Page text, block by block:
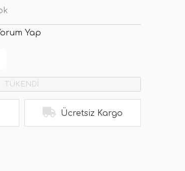
Yap
TÜKENDİ
Ücretsiz Kargo